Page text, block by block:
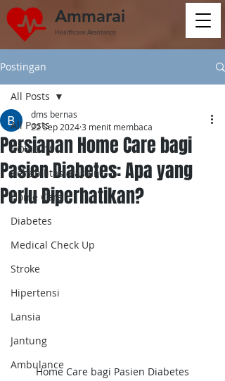
Ammarai
Healthcare Assistance
Postingan
All Posts
COVID-19
Rehabilitasi Pasien
Home Care
Diabetes
Medical Check Up
Stroke
Hipertensi
Lansia
Jantung
Ambulance
All Posts
Persiapan Home Care bagi
Pasien Diabetes: Apa yang
Perlu Diperhatikan?
dms bernas
22 Sep 20243 menit membaca
Home Care bagi Pasien Diabetes